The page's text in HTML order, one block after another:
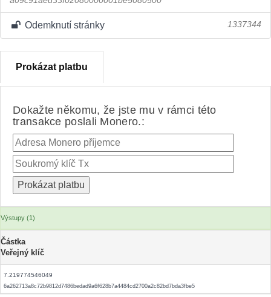
Odemknutí stránky 1337344
Prokázat platbu
Dokažte někomu, že jste mu v rámci této
transakce poslali Monero.:
Výstupy (1)
Částka
Veřejný klíč
7.219774546049
6a262713a8c72b9812d7486bedad9a6f628b7a4484cd2700a2c82bd7bda3fbe5